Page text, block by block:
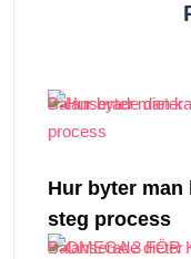
Balanserade dieter
Hur byter man
steg process
Balanserade dieter